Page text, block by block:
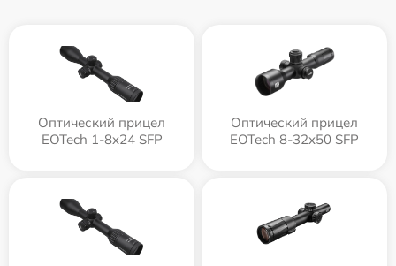
Оптический прицел
EOTech 1-8x24 SFP
Оптический прицел
EOTech 8-32x50 SFP